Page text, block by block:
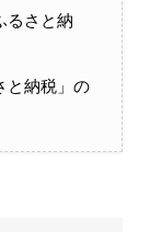
さと納
と納税」の